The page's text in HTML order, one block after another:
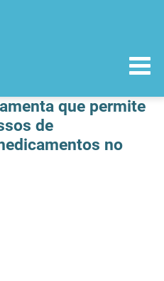
que permite
de
no